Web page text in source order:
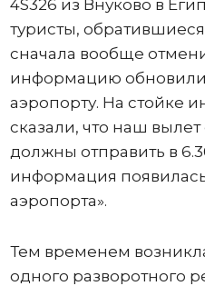
4S326 из Внуково в
туристы,
сначала вообще
информацию
аэропорту. На стойке
сказали, что наш
должны отправить в
информация
аэропорта».
Тем временем
одного разворотного